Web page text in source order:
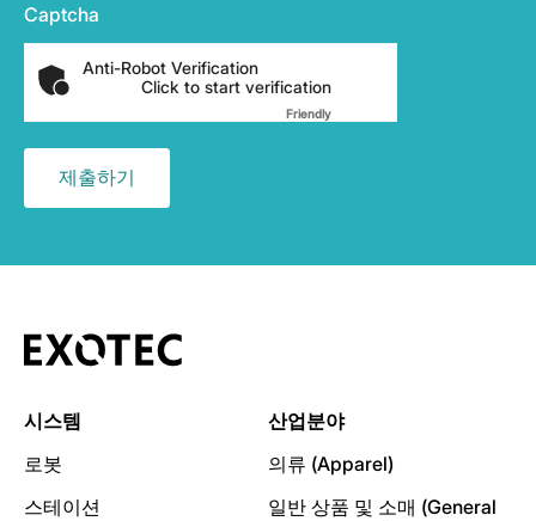
Captcha
Anti-Robot Verification
Click to start verification
FriendlyCaptcha ⇗
시스템
로봇
스테이션
산업분야
의류 (Apparel)
일반 상품 및 소매 (General